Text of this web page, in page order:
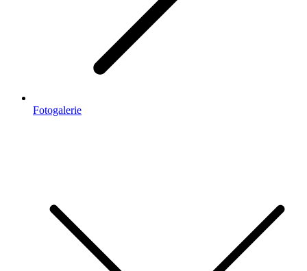
Fotogalerie